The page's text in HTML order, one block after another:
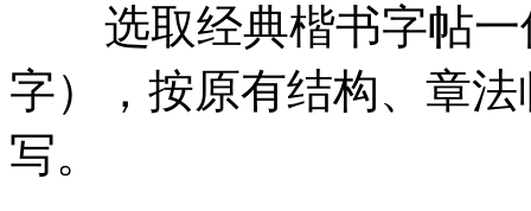
选取经典楷书字帖
字），按原有结构、章
写。